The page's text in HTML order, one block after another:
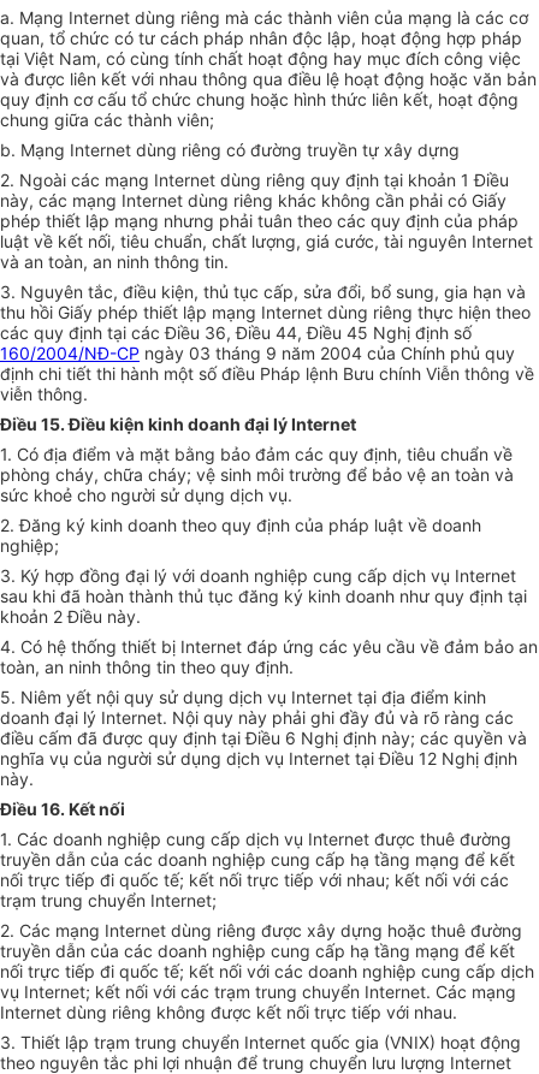
a. Mạng Internet dùng riêng mà các thành viên của mạng là các cơ
quan, tổ chức có tư cách pháp nhân độc lập, hoạt động hợp pháp
tại Việt Nam, có cùng tính chất hoạt động hay mục đích công việc
và được liên kết với nhau thông qua điều lệ hoạt động hoặc văn bản
quy định cơ cấu tổ chức chung hoặc hình thức liên kết, hoạt động
chung giữa các thành viên;
b. Mạng Internet dùng riêng có đường truyền tự xây dựng
2. Ngoài các mạng Internet dùng riêng quy định tại khoản 1 Điều
này, các mạng Internet dùng riêng khác không cần phải có Giấy
phép thiết lập mạng nhưng phải tuân theo các quy định của pháp
luật về kết nối, tiêu chuẩn, chất lượng, giá cước, tài nguyên Internet
và an toàn, an ninh thông tin.
3. Nguyên tắc, điều kiện, thủ tục cấp, sửa đổi, bổ sung, gia hạn và
thu hồi Giấy phép thiết lập mạng Internet dùng riêng thực hiện theo
các quy định tại các Điều 36, Điều 44, Điều 45 Nghị định số
160/2004/NĐ-CP ngày 03 tháng 9 năm 2004 của Chính phủ quy
định chi tiết thi hành một số điều Pháp lệnh Bưu chính Viễn thông về
viễn thông.
Điều 15. Điều kiện kinh doanh đại lý Internet
1. Có địa điểm và mặt bằng bảo đảm các quy định, tiêu chuẩn về
phòng cháy, chữa cháy; vệ sinh môi trường để bảo vệ an toàn và
sức khoẻ cho người sử dụng dịch vụ.
2. Đăng ký kinh doanh theo quy định của pháp luật về doanh
nghiệp;
3. Ký hợp đồng đại lý với doanh nghiệp cung cấp dịch vụ Internet
sau khi đã hoàn thành thủ tục đăng ký kinh doanh như quy định tại
khoản 2 Điều này.
4. Có hệ thống thiết bị Internet đáp ứng các yêu cầu về đảm bảo an
toàn, an ninh thông tin theo quy định.
5. Niêm yết nội quy sử dụng dịch vụ Internet tại địa điểm kinh
doanh đại lý Internet. Nội quy này phải ghi đầy đủ và rõ ràng các
điều cấm đã được quy định tại Điều 6 Nghị định này; các quyền và
nghĩa vụ của người sử dụng dịch vụ Internet tại Điều 12 Nghị định
này.
Điều 16. Kết nối
1. Các doanh nghiệp cung cấp dịch vụ Internet được thuê đường
truyền dẫn của các doanh nghiệp cung cấp hạ tầng mạng để kết
nối trực tiếp đi quốc tế; kết nối trực tiếp với nhau; kết nối với các
trạm trung chuyển Internet;
2. Các mạng Internet dùng riêng được xây dựng hoặc thuê đường
truyền dẫn của các doanh nghiệp cung cấp hạ tầng mạng để kết
nối trực tiếp đi quốc tế; kết nối với các doanh nghiệp cung cấp dịch
vụ Internet; kết nối với các trạm trung chuyển Internet. Các mạng
Internet dùng riêng không được kết nối trực tiếp với nhau.
3. Thiết lập trạm trung chuyển Internet quốc gia (VNIX) hoạt động
theo nguyên tắc phi lợi nhuận để trung chuyển lưu lượng Internet